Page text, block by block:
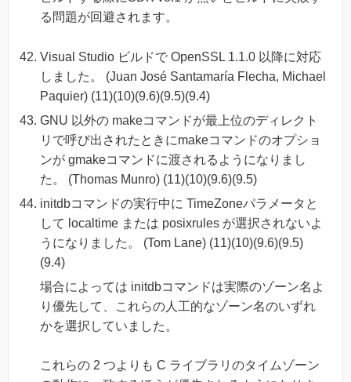
る問題が回避されます。
Visual Studio ビルドで OpenSSL 1.1.0 以降に対応
しました。 (Juan José Santamaría Flecha, Michael
Paquier) (11)(10)(9.6)(9.5)(9.4)
GNU 以外の makeコマンドが最上位のディレクト
リで呼び出されたときにmakeコマンドのオプショ
ンが gmakeコマンドに渡されるようになりまし
た。 (Thomas Munro) (11)(10)(9.6)(9.5)
initdbコマンドの実行中に TimeZoneパラメータと
して localtime または posixrules が選択されないよ
うになりました。 (Tom Lane) (11)(10)(9.6)(9.5)
(9.4)
場合によっては initdbコマンドは実際のゾーン名よ
り優先して、これらの人工的なゾーン名のいずれ
かを選択していました。
これらの 2 つよりも C ライブラリのタイムゾーン